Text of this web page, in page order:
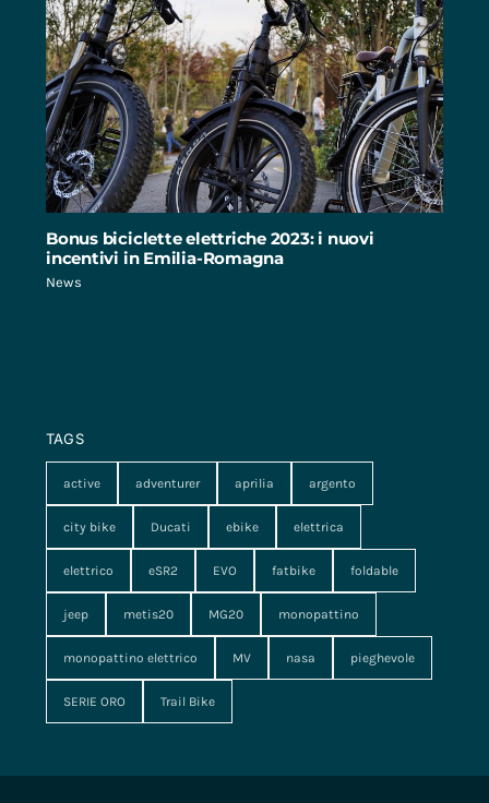
Bonus biciclette elettriche 2023: i nuovi
incentivi in Emilia-Romagna
News
TAGS
active adventurer aprilia argento
city bike Ducati ebike elettrica
elettrico eSR2 EVO fatbike foldable
jeep metis20 MG20 monopattino
monopattino elettrico MV nasa pieghevole
SERIE ORO Trail Bike